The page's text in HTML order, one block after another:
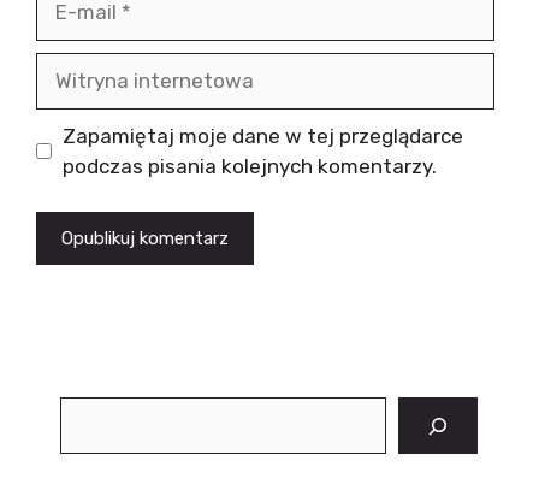
mail
internetowa
Zapamiętaj moje dane w tej przeglądarce
podczas pisania kolejnych komentarzy.